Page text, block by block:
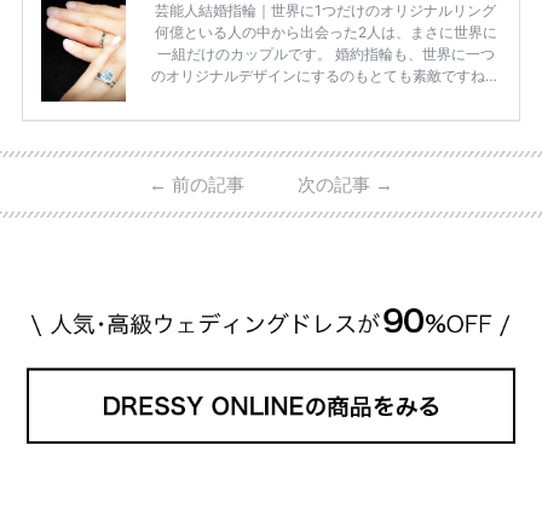
芸能人結婚指輪｜世界に1つだけのオリジナルリング
何億といる人の中から出会った2人は、まさに世界に
一組だけのカップルです。 婚約指輪も、世界に一つ
のオリジナルデザインにするのもとても素敵ですね♡
のを形にするのも想い出になります。 上戸彩さん・H
HPより引用 2011年9月に結婚した女優の上戸彩さん
とEXILEのHIROさん。 上戸さんに贈った婚約指輪
← 前の記事 次の記事 →